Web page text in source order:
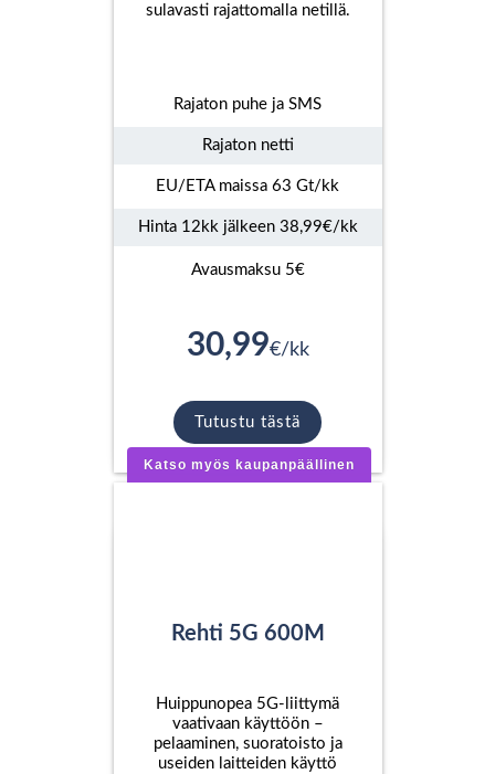
sulavasti rajattomalla netillä.
Rajaton puhe ja SMS
Rajaton netti
EU/ETA maissa 63 Gt/kk
Hinta 12kk jälkeen 38,99€/kk
Avausmaksu 5€
30,99€/kk
Tutustu tästä
Katso myös kaupanpäällinen
Rehti 5G 600M
Huippunopea 5G-liittymä
vaativaan käyttöön –
pelaaminen, suoratoisto ja
useiden laitteiden käyttö